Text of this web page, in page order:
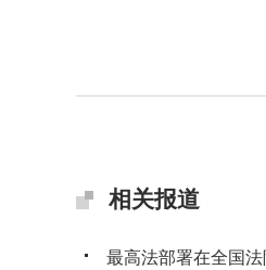
相关报道
最高法部署在全国